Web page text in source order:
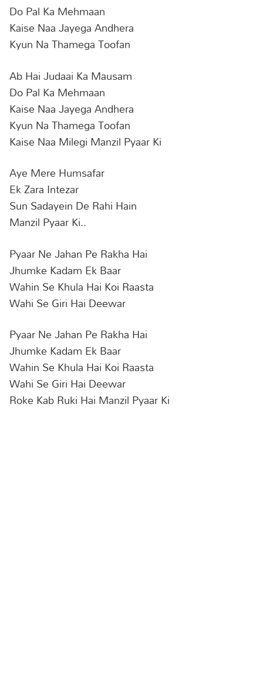
Do Pal Ka Mehmaan
Kaise Naa Jayega Andhera
Kyun Na Thamega Toofan
Ab Hai Judaai Ka Mausam
Do Pal Ka Mehmaan
Kaise Naa Jayega Andhera
Kyun Na Thamega Toofan
Kaise Naa Milegi Manzil Pyaar Ki
Aye Mere Humsafar
Ek Zara Intezar
Sun Sadayein De Rahi Hain
Manzil Pyaar Ki..
Pyaar Ne Jahan Pe Rakha Hai
Jhumke Kadam Ek Baar
Wahin Se Khula Hai Koi Raasta
Wahi Se Giri Hai Deewar
Pyaar Ne Jahan Pe Rakha Hai
Jhumke Kadam Ek Baar
Wahin Se Khula Hai Koi Raasta
Wahi Se Giri Hai Deewar
Roke Kab Ruki Hai Manzil Pyaar Ki